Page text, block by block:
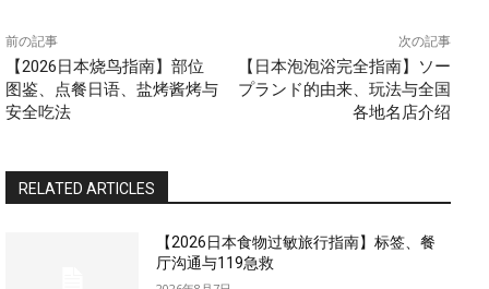
前の記事
【2026日本烧鸟指南】部位
图鉴、点餐日语、盐烤酱烤与
安全吃法
次の記事
【日本泡泡浴完全指南】ソー
プランド的由来、玩法与全国
各地名店介绍
RELATED ARTICLES
【2026日本食物过敏旅行指南】标签、餐
厅沟通与119急救